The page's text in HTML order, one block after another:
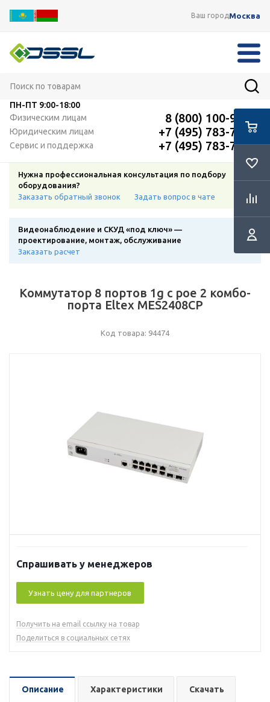
Ваш городМосква
ПН-ПТ 9:00-18:00
Физическим лицам
8 (800) 100-91-12
Юридическим лицам +7 (495) 783-72-87
Сервис и поддержка +7 (495) 783-72-87
Нужна профессиональная консультация по подбору
оборудования?
Заказать обратный звонок
Задать вопрос в чате
Видеонаблюдение и СКУД «под ключ» —
проектирование, монтаж, обслуживание
Заказать расчет
Коммутатор 8 портов 1g с poe 2 комбо-
порта Eltex MES2408CP
Код товара: 94474
Спрашивать у менеджеров
Узнать цену для партнеров
Получить на email ссылку на товар
Поделиться в социальных сетях
Описание Характеристики Скачать